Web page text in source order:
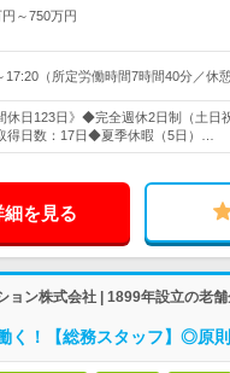
～750万円
17:20（所定労働時間7時間40分／休
休日123日》◆完全週休2日制（土
得日数：17日◆夏季休暇（5日）…
細を見る
ョン株式会社 | 1899年設立の老
く！【総務スタッフ】◎原